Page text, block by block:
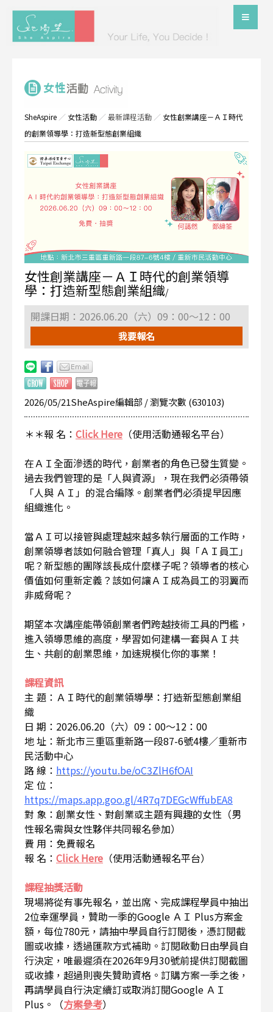
SheAspire ／ 女性活動 ／最新課程活動 ／ 女性創業講座－ＡＩ時代
的創業領導學：打造新型態創業組織
女性創業講座－ＡＩ時代的創業領導
學：打造新型態創業組織/
開課日期：2026.06.20（六）09：00～12：00
我要報名
2026/05/21SheAspire編輯部 / 瀏覽次數 (630103)
＊＊報 名： Click Here （使用活動通報名平台）
在ＡＩ全面滲透的時代，創業者的角色已發生質變。
過去我們管理的是「人與資源」，現在我們必須帶領
「人與 ＡＩ」的混合編隊。創業者們必須提早因應
組織進化。
當ＡＩ可以接管與處理越來越多執行層面的工作時，
創業領導者該如何融合管理「真人」與「ＡＩ員工」
呢？新型態的團隊該長成什麼樣子呢？領導者的核心
價值如何重新定義？該如何讓ＡＩ成為員工的羽翼而
非威脅呢？
期望本次講座能帶領創業者們跨越技術工具的門檻，
進入領導思維的高度，學習如何建構一套與ＡＩ共
生、共創的創業思維，加速規模化你的事業！
課程資訊
主 題：ＡＩ時代的創業領導學：打造新型態創業組
織
日 期：2026.06.20（六）09：00～12：00
地 址：新北市三重區重新路一段87-6號4樓／重新市
民活動中心
路 線： https://youtu.be/oC3ZlH6fOAI
定 位：
https://maps.app.goo.gl/4R7q7DEGcWffubEA8
對 象：創業女性、對創業或主題有興趣的女性（男
性報名需與女性夥伴共同報名參加）
費 用：免費報名
報 名： Click Here （使用活動通報名平台）
課程抽獎活動
現場將從有事先報名，並出席、完成課程學員中抽出
2位幸運學員，贊助一季的Google ＡＩ Plus方案金
額，每位780元，請抽中學員自行訂閱後，憑訂閱截
圖或收據，透過匯款方式補助。訂閱啟動日由學員自
行決定，唯最遲須在2026年9月30號前提供訂閱截圖
或收據，超過則喪失贊助資格。訂購方案一季之後，
再請學員自行決定續訂或取消訂閱Google ＡＩ
Plus。（方案參考）